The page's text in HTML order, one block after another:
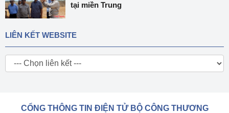
tại miền Trung
LIÊN KẾT WEBSITE
CỔNG THÔNG TIN ĐIỆN TỬ BỘ CÔNG THƯƠNG